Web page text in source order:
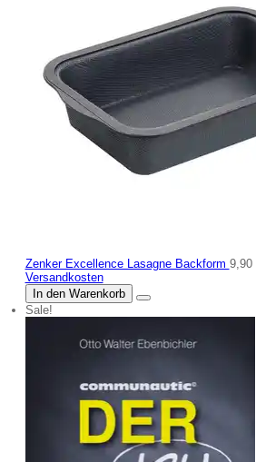
Zenker Excellence Lasagne Backform 9,90
Versandkosten
In den Warenkorb
Sale!